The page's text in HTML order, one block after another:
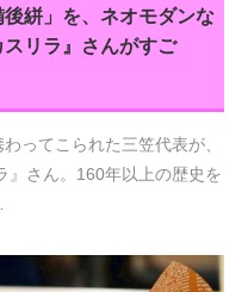
絣」を、ネオモダンな
リラ』さんがすご
ってこられた三笠代表が、
』さん。160年以上の歴史を